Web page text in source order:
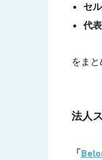
セ
代
をまと
法人
「